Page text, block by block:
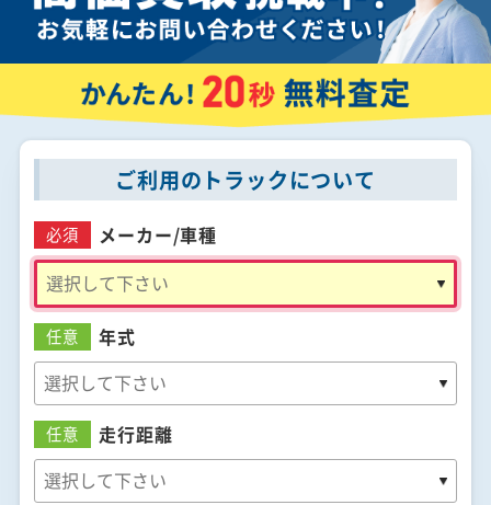
ご利用のトラックについて
必須 メーカー/車種
任意 年式
任意 走行距離